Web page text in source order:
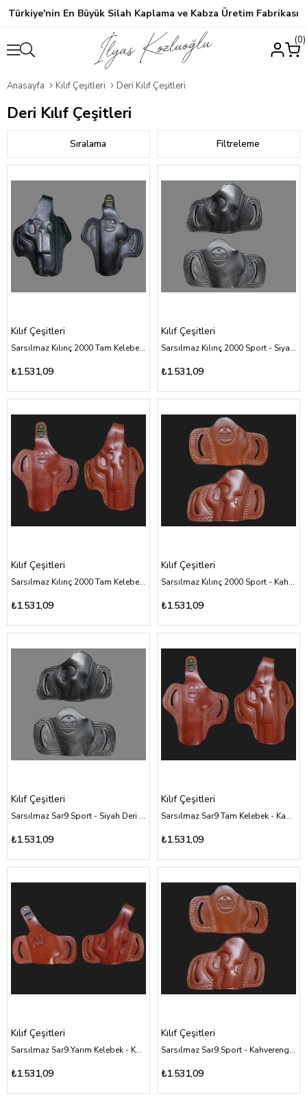
Türkiye'nin En Büyük Silah Kaplama ve Kabza Üretim Fabrikası
0
Anasayfa Kılıf Çeşitleri Deri Kılıf Çeşitleri
Deri Kılıf Çeşitleri
Filtreleme
Sıralama
Kılıf Çeşitleri
Sarsılmaz Kılınç 2000 Tam Kelebek - Siyah Deri Kılıf Çeşitleri
₺1.531,09
Kılıf Çeşitleri
Sarsılmaz Kılınç 2000 Sport - Siyah Deri Kılıf Çeşitleri
₺1.531,09
Kılıf Çeşitleri
Sarsılmaz Kılınç 2000 Tam Kelebek - Kahverengi Deri Kılıf Çeşitleri
₺1.531,09
Kılıf Çeşitleri
Sarsılmaz Kılınç 2000 Sport - Kahverengi Deri Kılıf Çeşitleri
₺1.531,09
Kılıf Çeşitleri
Sarsılmaz Sar9 Sport - Siyah Deri Kılıf Çeşitleri
₺1.531,09
Kılıf Çeşitleri
Sarsılmaz Sar9 Tam Kelebek - Kahverengi Deri Kılıf Çeşitleri
₺1.531,09
Kılıf Çeşitleri
Sarsılmaz Sar9 Yarım Kelebek - Kahverengi Deri Kılıf Çeşitleri
₺1.531,09
Kılıf Çeşitleri
Sarsılmaz Sar9 Sport - Kahverengi Deri Kılıf Çeşitleri
₺1.531,09